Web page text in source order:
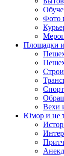
Фото
Площадки
Вехи
Юмор и не